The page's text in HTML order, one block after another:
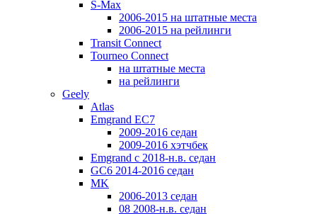
S-Max
2006-2015 на штатные места
2006-2015 на рейлинги
Transit Connect
Tourneo Connect
на штатные места
на рейлинги
Geely
Atlas
Emgrand EC7
2009-2016 седан
2009-2016 хэтчбек
Emgrand с 2018-н.в. седан
GC6 2014-2016 седан
MK
2006-2013 седан
08 2008-н.в. седан